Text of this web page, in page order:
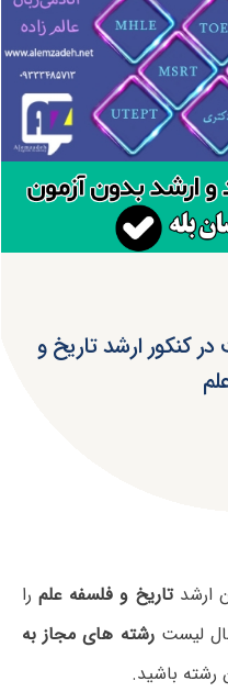
کنکور ارشد تاریخ و
ارشدتاریخ و فلسفه علم را
لیسترشته های مجاز به
رشته باشید.